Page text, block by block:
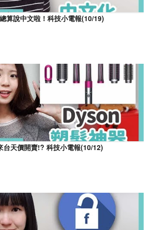
說中文啦！科技小電報(10/19)
天價開賣!? 科技小電報(10/12)